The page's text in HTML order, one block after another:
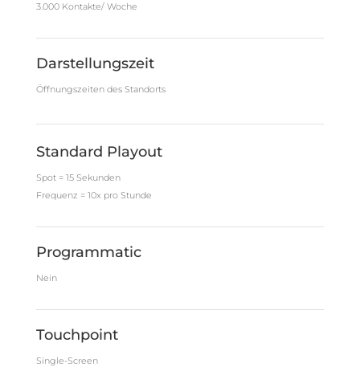
3.000 Kontakte/ Woche
Darstellungszeit
Öffnungszeiten des Standorts
Standard Playout
Spot = 15 Sekunden
Frequenz = 10x pro Stunde
Programmatic
Nein
Touchpoint
Single-Screen